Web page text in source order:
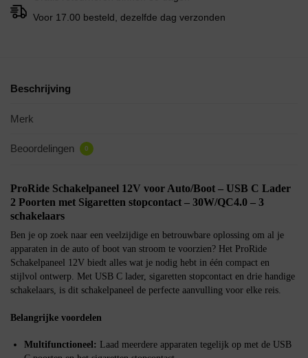
Voor 17.00 besteld, dezelfde dag verzonden
Beschrijving
Merk
Beoordelingen 0
ProRide Schakelpaneel 12V voor Auto/Boot – USB C Lader
2 Poorten met Sigaretten stopcontact – 30W/QC4.0 – 3
schakelaars
Ben je op zoek naar een veelzijdige en betrouwbare oplossing om al je
apparaten in de auto of boot van stroom te voorzien? Het ProRide
Schakelpaneel 12V biedt alles wat je nodig hebt in één compact en
stijlvol ontwerp. Met USB C lader, sigaretten stopcontact en drie handige
schakelaars, is dit schakelpaneel de perfecte aanvulling voor elke reis.
Belangrijke voordelen
Multifunctioneel: Laad meerdere apparaten tegelijk op met de USB